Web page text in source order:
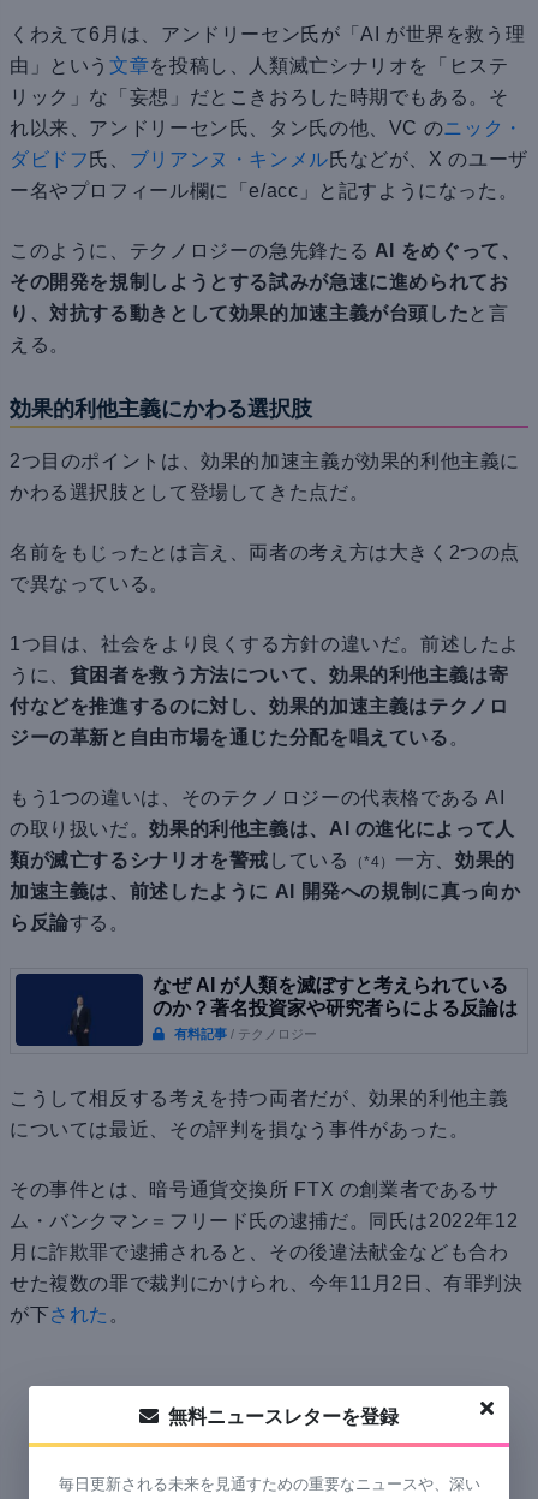
くわえて6月は、アンドリーセン氏が「AI が世界を救う理
由」という文章を投稿し、人類滅亡シナリオを「ヒステ
リック」な「妄想」だとこきおろした時期でもある。そ
れ以来、アンドリーセン氏、タン氏の他、VC のニック・
ダビドフ 氏、 ブリアンヌ・キンメル氏などが、X のユーザ
ー名やプロフィール欄に「e/acc」と記すようになった。
このように、テクノロジーの急先鋒たる AI をめぐって、
その開発を規制しようとする試みが急速に進められてお
り、対抗する動きとして効果的加速主義が台頭した と言
える。
効果的利他主義にかわる選択肢
2つ目のポイントは、効果的加速主義が効果的利他主義に
かわる選択肢として登場してきた点だ。
名前をもじったとは言え、両者の考え方は大きく2つの点
で異なっている。
1つ目は、社会をより良くする方針の違いだ。前述したよ
うに、 貧困者を救う方法について、効果的利他主義は寄
付などを推進するのに対し、効果的加速主義はテクノロ
ジーの革新と自由市場を通じた分配を唱えている 。
もう1つの違いは、そのテクノロジーの代表格である AI
の取り扱いだ。効果的利他主義は、AI の進化によって人
類が滅亡するシナリオを警戒 している （*4） 一方、 効果的
加速主義は、前述したように AI 開発への規制に真っ向か
ら反論する。
なぜ AI が人類を滅ぼすと考えられている
のか？著名投資家や研究者らによる反論は
有料記事 / テクノロジー
こうして相反する考えを持つ両者だが、効果的利他主義
については最近、その評判を損なう事件があった。
その事件とは、暗号通貨交換所 FTX の創業者であるサ
ム・バンクマン＝フリード氏の逮捕だ。同氏は2022年12
月に詐欺罪で逮捕されると、その後違法献金なども合わ
せた複数の罪で裁判にかけられ、今年11月2日、有罪判決
が下された 。
無料ニュースレターを登録
毎日更新される未来を見通すための重要なニュースや、深い